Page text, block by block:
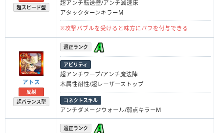
超スピード型
超アンチ転送壁/アンチ減速床
アタックターンキラーM
※攻撃バブルを受けると味方にバフを付与できる
アトス
反射
超バランス型
適正ランク
アビリティ
超アンチワープ/アンチ魔法陣
木属性耐性/超レーザーストップ
コネクトスキル
アンチダメージウォール/弱点キラーM
適正ランク